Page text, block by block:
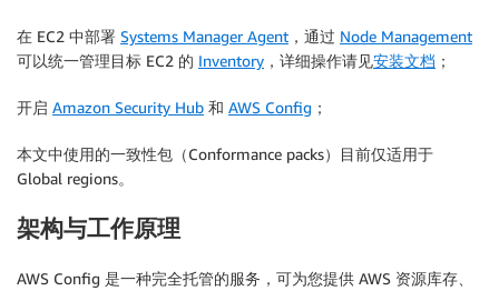
在 EC2 中部署 Systems Manager Agent ，通过 Node Management
可以统一管理目标 EC2 的 Inventory ，详细操作请见安装文档 ；
开启 Amazon Security Hub 和 AWS Config ；
本文中使用的一致性包（Conformance packs）目前仅适用于
Global regions。
架构与工作原理
AWS Config 是一种完全托管的服务，可为您提供 AWS 资源库存、